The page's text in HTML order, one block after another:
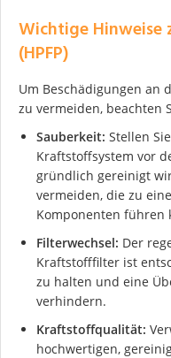
Wichtige Hinweise
(HPFP)
Um Beschädigungen an
zu vermeiden, beachten
Sauberkeit: Stellen
Kraftstoffsystem vor
gründlich gereinigt
vermeiden, die zu
Komponenten führen
Filterwechsel: Der
Kraftstofffilter ist
zu halten und eine
verhindern.
Kraftstoffqualität:
hochwertigen,